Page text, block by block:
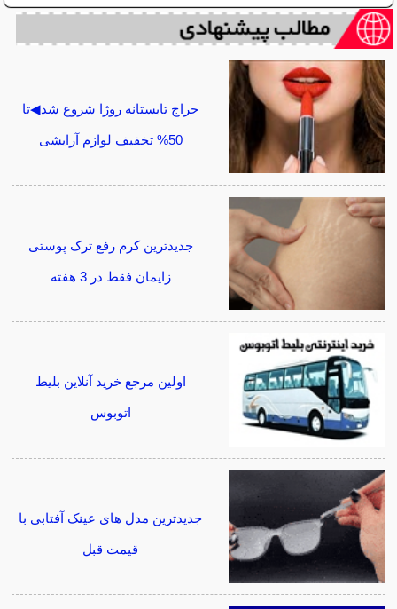
حراج تابستانه روژا شروع شد◀تا
50% تخفیف لوازم آرایشی
جدیدترین کرم رفع ترک پوستی
زایمان فقط در 3 هفته
اولین مرجع خرید آنلاین بلیط
اتوبوس
جدیدترین مدل های عینک آفتابی با
قیمت قبل